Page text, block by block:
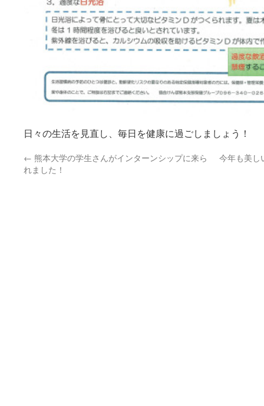
日々の生活を見直し、毎日を健康に過ごしましょう！
← 熊本大学の学生さんがインターンシップに来ら
れました！
今年も美し